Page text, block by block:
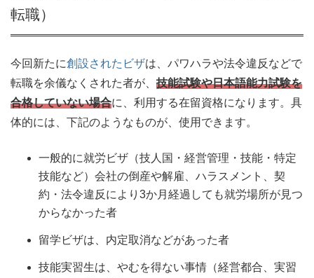
転職）
今回新たに創設されたビザは、パワハラや法令違反などで
転職を余儀なくされた者が、 技能試験や日本語能力試験を
合格していない場合に、利用する在留資格になります。具
体的には、下記のようなものが、使用できます。
一般的に就労ビザ（技人国・経営管理・技能・特定
技能など）会社の倒産や解雇、ハラスメント、契
約・法令違反により3か月経過しても就労場所が見つ
からなかった者
留学ビザは、内定取消などがあった者
技能実習生は、やむを得ない事情（経営都合、実習